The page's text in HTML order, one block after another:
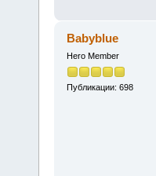
Babyblue
Hero Member
Публикации: 698